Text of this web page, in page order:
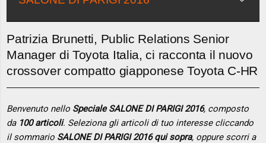
Patrizia Brunetti, Public Relations Senior
Manager di Toyota Italia, ci racconta il nuovo
crossover compatto giapponese Toyota C-HR
Benvenuto nello Speciale SALONE DI PARIGI 2016, composto
da 100 articoli. Seleziona gli articoli di tuo interesse cliccando
il sommario SALONE DI PARIGI 2016 qui sopra, oppure scorri a